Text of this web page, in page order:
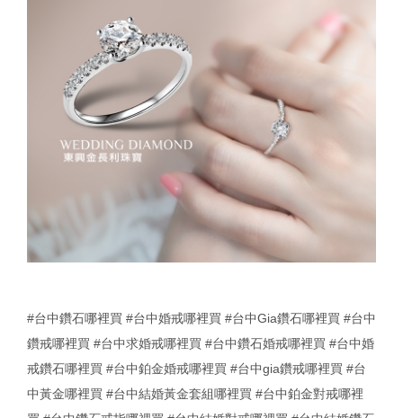
#台中鑽石哪裡買 #台中婚戒哪裡買 #台中Gia鑽石哪裡買 #台中
鑽戒哪裡買 #台中求婚戒哪裡買 #台中鑽石婚戒哪裡買 #台中婚
戒鑽石哪裡買 #台中鉑金婚戒哪裡買 #台中gia鑽戒哪裡買 #台
中黃金哪裡買 #台中結婚黃金套組哪裡買 #台中鉑金對戒哪裡